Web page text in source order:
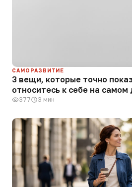
САМОРАЗВИТИЕ
3 вещи, которые точно
относитесь к себе на самом
377 3 мин